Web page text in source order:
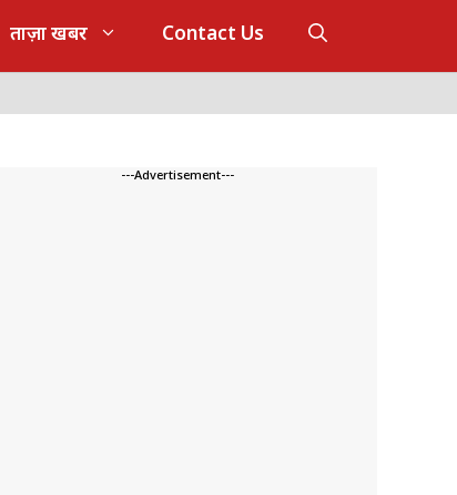
ताज़ा खबर Contact Us
---Advertisement---